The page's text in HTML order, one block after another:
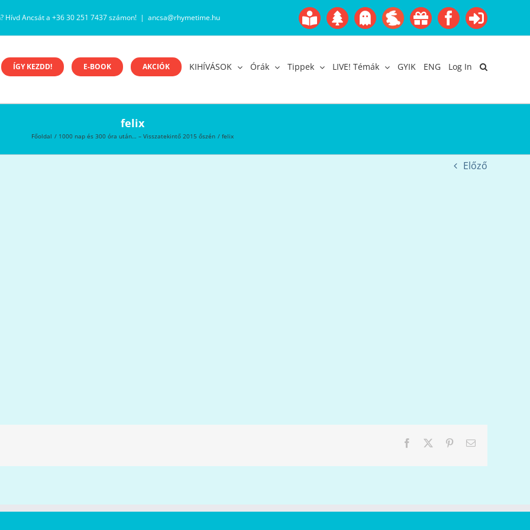
Hívd Ancsát a +36 30 251 7437 számon! | ancsa@rhymetime.hu
Boofairy
Gyerekangol
AdventHalloween
EasterAkcióFacebook
Login
ÍGY KEZDD! E-BOOK AKCIÓK KIHÍVÁSOK Órák Tippek LIVE! Témák GYIK ENG Log In
felix
Főoldal 1000 nap és 300 óra után… – Visszatekintő 2015 őszén felix
Előző
Facebook PinterestEmail: